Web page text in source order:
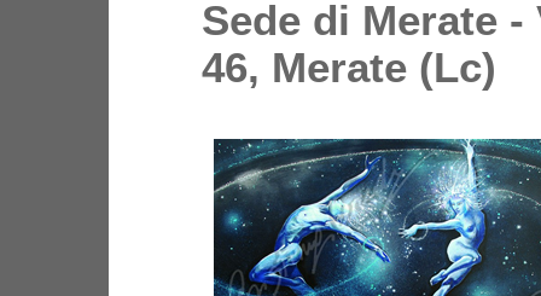
Sede di Merate
46, Merate (Lc)